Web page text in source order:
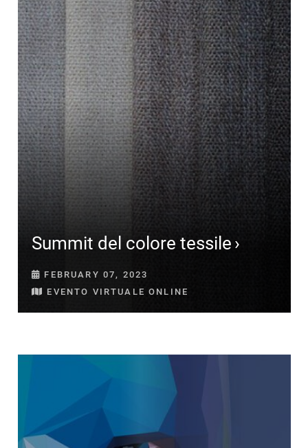
Summit del colore tessile
FEBRUARY 07, 2023
EVENTO VIRTUALE ONLINE